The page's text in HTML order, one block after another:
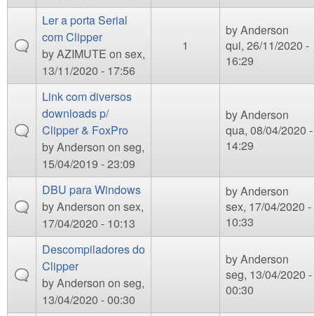
Ler a porta Serial
com Clipper
byAZIMUTE on sex,
13/11/2020 - 17:56
1
byAnderson
qui, 26/11/2020 -
16:29
Link com diversos
downloads p/
Clipper & FoxPro
byAnderson on seg,
15/04/2019 - 23:09
byAnderson
qua, 08/04/2020 -
14:29
DBU para Windows
byAnderson on sex,
17/04/2020 - 10:13
byAnderson
sex, 17/04/2020 -
10:33
Descompiladores do
Clipper
byAnderson on seg,
13/04/2020 - 00:30
byAnderson
seg, 13/04/2020 -
00:30